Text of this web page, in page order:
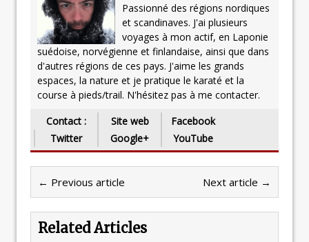
Passionné des régions nordiques
et scandinaves. J'ai plusieurs
voyages à mon actif, en Laponie
suédoise, norvégienne et finlandaise, ainsi que dans
d'autres régions de ces pays. J'aime les grands
espaces, la nature et je pratique le karaté et la
course à pieds/trail. N'hésitez pas à me contacter.
Contact :
Site web
Facebook
Twitter
Google+ YouTube
← Previous article Next article →
Related Articles